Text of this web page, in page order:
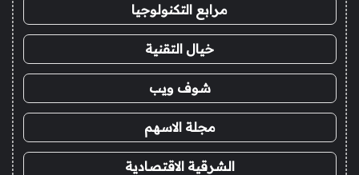
مرابع التكنولوجيا
خيال التقنية
شوف ويب
مجلة الاسهم
الشرقية الاقتصادية